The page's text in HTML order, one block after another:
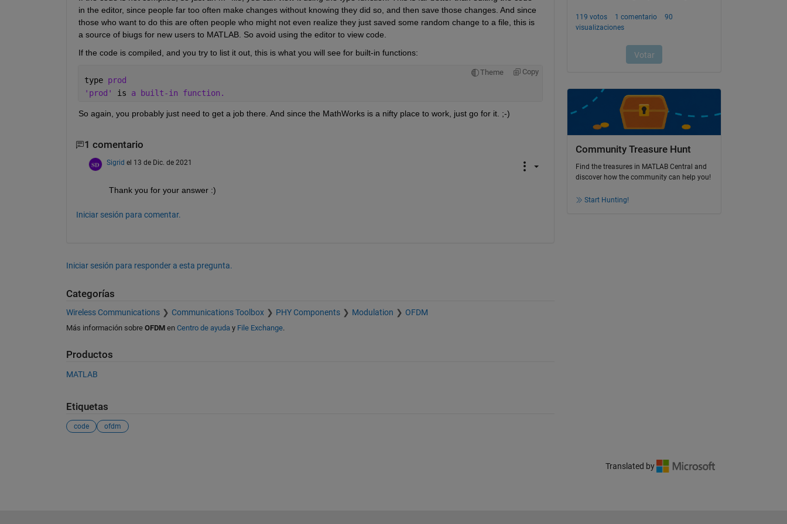
in the editor, since people far too often make changes without knowing they did so, and then save those changes. And since
those who want to do this are often people who might not even realize they just saved some random change to a file, this is
a source of biugs for new users to MATLAB. So avoid using the editor to view code.
If the code is compiled, and you try to list it out, this is what you will see for built-in functions:
Theme Copy
type prod
'prod' is a built-in function.
So again, you probably just need to get a job there. And since the MathWorks is a nifty place to work, just go for it. ;-)
1 comentario
Sigrid el 13 de Dic. de 2021
Thank you for your answer :)
Iniciar sesión para comentar.
Iniciar sesión para responder a esta pregunta.
Categorías
Wireless Communications Communications Toolbox PHY Components Modulation OFDM
Más información sobre OFDMen Centro de ayuday File Exchange.
Productos
MATLAB
Etiquetas
code ofdm
Community Treasure Hunt
Find the treasures in MATLAB Central and
discover how the community can help you!
Start Hunting!
Translated by